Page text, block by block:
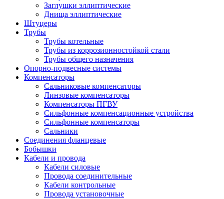
Заглушки эллиптические
Днища эллиптические
Штуцеры
Трубы
Трубы котельные
Трубы из коррозионностойкой стали
Трубы общего назначения
Опорно-подвесные системы
Компенсаторы
Сальниковые компенсаторы
Линзовые компенсаторы
Компенсаторы ПГВУ
Сильфонные компенсационные устройства
Сильфонные компенсаторы
Сальники
Соединения фланцевые
Бобышки
Кабели и провода
Кабели силовые
Провода соединительные
Кабели контрольные
Провода установочные